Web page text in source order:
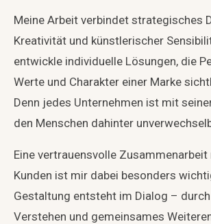
Meine Arbeit verbindet strategisches
Kreativität und künstlerischer
entwickle individuelle Lösungen, die
Werte und Charakter einer Marke
Denn jedes Unternehmen ist mit
den Menschen dahinter
Eine vertrauensvolle
Kunden ist mir dabei besonders
Gestaltung entsteht im Dialog –
Verstehen und gemeinsames